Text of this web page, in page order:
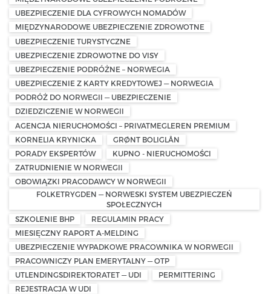
UBEZPIECZENIE DLA CYFROWYCH NOMADÓW
MIĘDZYNARODOWE UBEZPIECZENIE ZDROWOTNE
UBEZPIECZENIE TURYSTYCZNE
UBEZPIECZENIE ZDROWOTNE DO VISY
UBEZPIECZENIE PODRÓŻNE – NORWEGIA
UBEZPIECZENIE Z KARTY KREDYTOWEJ — NORWEGIA
PODRÓŻ DO NORWEGII — UBEZPIECZENIE
DZIEDZICZENIE W NORWEGII
AGENCJA NIERUCHOMOŚCI – PRIVATMEGLEREN PREMIUM
KORNELIA KRYNICKA
GRØNT BOLIGLÅN
PORADY EKSPERTÓW
KUPNO - NIERUCHOMOŚCI
ZATRUDNIENIE W NORWEGII
OBOWIĄZKI PRACODAWCY W NORWEGII
FOLKETRYGDEN — NORWESKI SYSTEM UBEZPIECZEŃ
SPOŁECZNYCH
SZKOLENIE BHP
REGULAMIN PRACY
MIESIĘCZNY RAPORT A-MELDING
UBEZPIECZENIE WYPADKOWE PRACOWNIKA W NORWEGII
PRACOWNICZY PLAN EMERYTALNY — OTP
UTLENDINGSDIREKTORATET — UDI
PERMITTERING
REJESTRACJA W UDI